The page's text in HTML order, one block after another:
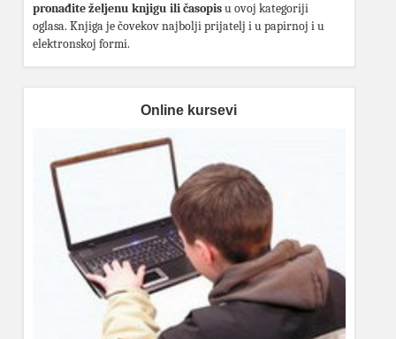
pronađite željenu knjigu ili časopisu ovoj kategoriji
oglasa. Knjiga je čovekov najbolji prijatelj i u papirnoj i u
elektronskoj formi.
Online kursevi